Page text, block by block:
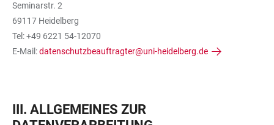
Seminarstr. 2
69117 Heidelberg
Tel: +49 6221 54-12070
E-Mail:datenschutzbeauftragter@uni-heidelberg.de
III. ALLGEMEINES ZUR